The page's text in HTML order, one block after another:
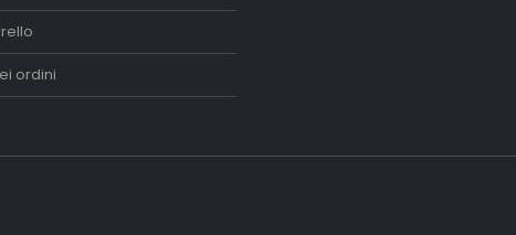
ordini